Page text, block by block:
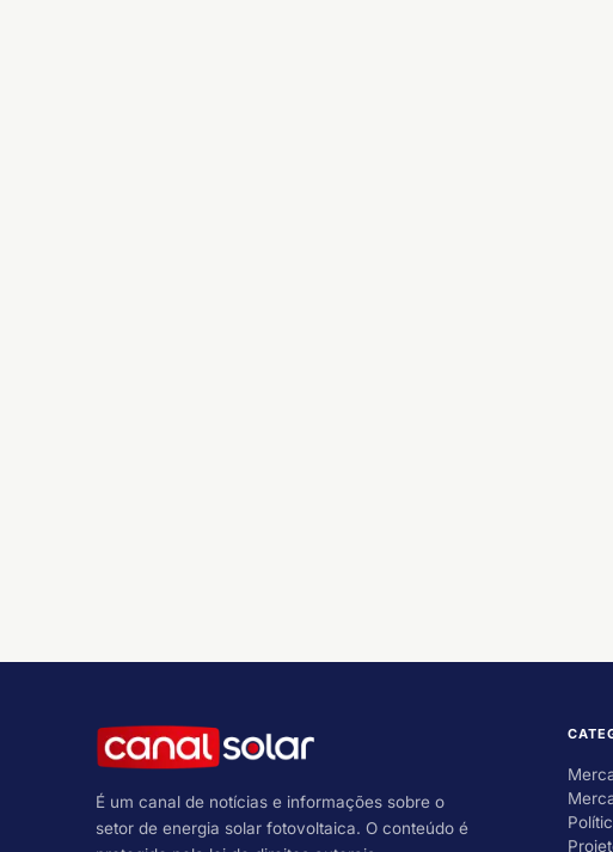
É um canal de notícias e informações sobre o
setor de energia solar fotovoltaica. O conteúdo é